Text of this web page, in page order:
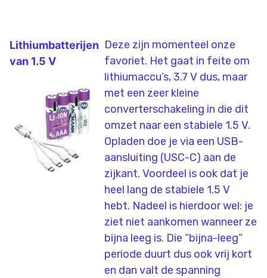
Lithiumbatterijen
van 1.5 V
Deze zijn momenteel onze
favoriet. Het gaat in feite om
lithiumaccu’s, 3.7 V dus, maar
met een zeer kleine
converterschakeling in die dit
omzet naar een stabiele 1.5 V.
Opladen doe je via een USB-
aansluiting (USC-C) aan de
zijkant. Voordeel is ook dat je
heel lang de stabiele 1.5 V
hebt. Nadeel is hierdoor wel: je
ziet niet aankomen wanneer ze
bijna leeg is. Die “bijna-leeg”
periode duurt dus ook vrij kort
en dan valt de spanning